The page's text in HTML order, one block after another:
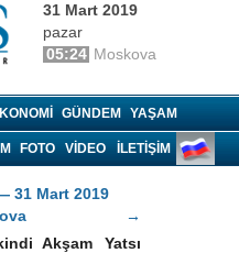
31 Mart 2019
pazar
05:24 Moskova
GÜNDEM YAŞAM
FOTO VIDEO İLETİŞİM
31 Mart 2019
→
İkindi Akşam
Yatsı